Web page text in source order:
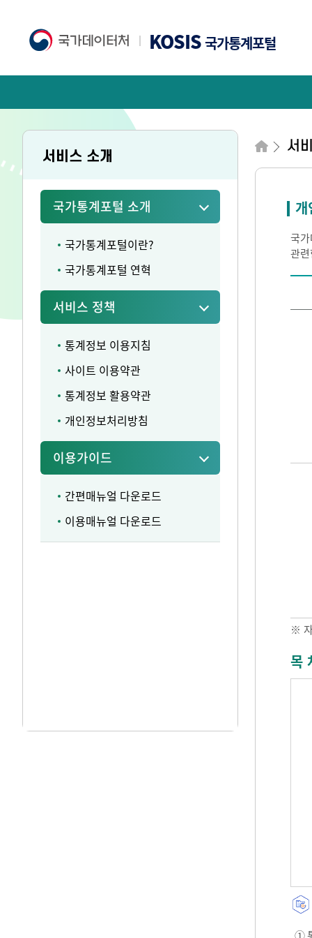
KOSIS국가통계포털
서비스 소개
국가통계포털 소개
국가통계포털이란?
국가통계포털 연혁
서비스 정책
통계정보 이용지침
사이트 이용약관
통계정보 활용약관
개인정보처리방침
이용가이드
간편매뉴얼 다운로드
이용매뉴얼 다운로드
서
국
관
※
목